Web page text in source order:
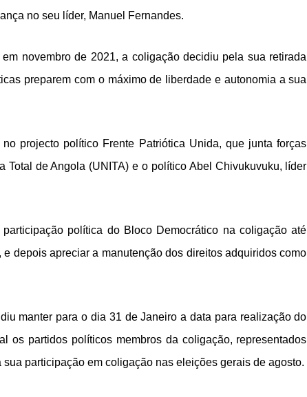
no seu líder, Manuel Fernandes.
novembro de 2021, a coligação decidiu pela sua retirada
preparem com o máximo de liberdade e autonomia a sua
projecto político Frente Patriótica Unida, que junta forças
de Angola (UNITA) e o político Abel Chivukuvuku, líder
política do Bloco Democrático na coligação até
depois apreciar a manutenção dos direitos adquiridos como
manter para o dia 31 de Janeiro a data para realização do
os partidos políticos membros da coligação, representados
participação em coligação nas eleições gerais de agosto.